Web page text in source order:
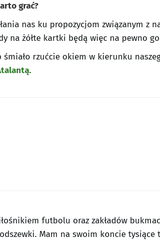
grać?
nas ku propozycjom związanym z
na żółte kartki będą więc na pewno
śmiało rzućcie okiem w kierunku
.
futbolu oraz zakładów
Mam na swoim koncie tysiące